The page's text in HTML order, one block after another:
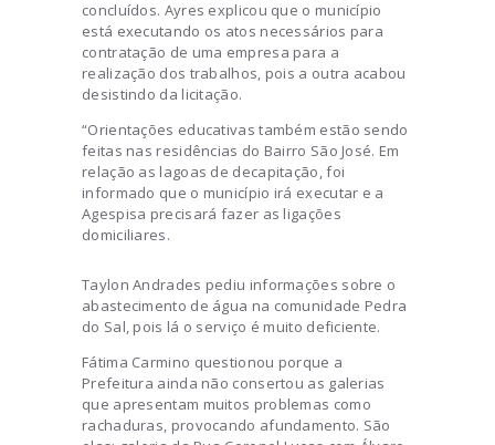
concluídos. Ayres explicou que o município
está executando os atos necessários para
contratação de uma empresa para a
realização dos trabalhos, pois a outra acabou
desistindo da licitação.
“Orientações educativas também estão sendo
feitas nas residências do Bairro São José. Em
relação as lagoas de decapitação, foi
informado que o município irá executar e a
Agespisa precisará fazer as ligações
domiciliares.
Taylon Andrades pediu informações sobre o
abastecimento de água na comunidade Pedra
do Sal, pois lá o serviço é muito deficiente.
Fátima Carmino questionou porque a
Prefeitura ainda não consertou as galerias
que apresentam muitos problemas como
rachaduras, provocando afundamento. São